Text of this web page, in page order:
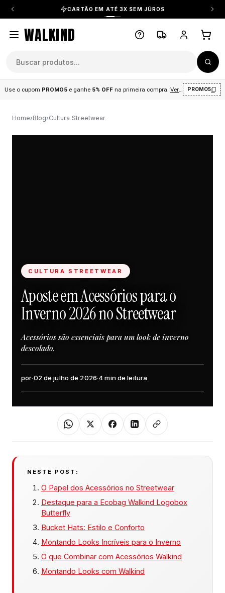
CARTÃO EM ATÉ 3X SEM JÚROS
WALKIND
Use o cupom PROMO5 e ganhe 5% OFF na primeira compra Ver condições .
PROMO5
Home›Blog›Cultura Streetwear
CULTURA STREETWEAR
Aposte em Acessórios para o
Inverno 2026 no Streetwear
Acessórios são essenciais para um look de inverno
descolado.
por·02 de julho de 2026·4 min de leitura
NESTE POST:
O Papel dos Acessórios no Streetwear
Destaque para a Ecobag Walkind Logobox
Butterfly
Bucket Hats: Estilo e Conforto
Montando Looks Incríveis para o Inverno
O que Combinar com Acessórios Walkind
Montando Looks com Walkind